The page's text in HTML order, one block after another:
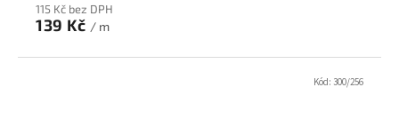
115 Kč bez DPH
139 Kč / m
Kód: 300/256